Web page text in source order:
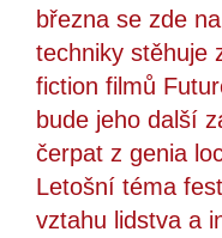
března se zde
techniky stěhuje
fiction filmů
bude jeho další
čerpat z genia
Letošní téma
vztahu lidstva a